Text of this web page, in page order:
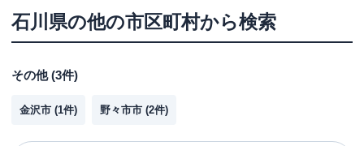
石川県の他の市区町村から検索
その他(3件)
金沢市 (1件) 野々市市 (2件)